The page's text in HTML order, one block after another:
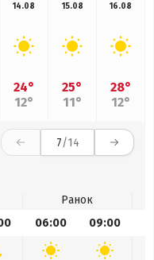
14.08
24°
12°
15.08
25°
11°
16.08
28°
12°
7/14
Ранок
06:00 09:00